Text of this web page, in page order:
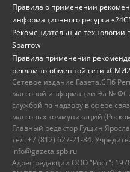
Правила о применении
информационного ресурса
Рекомендательные
Sparrow
Правила применения
рекламно-обменной сети
Сетевое издание Газета.СПб
массовой информации Эл №
службой по надзору в сфере
массовых коммуникаций
Главный редактор Гущин
тел: +7 (812) 627-21-84.
info@gazeta.spb.ru
Адрес редакции ООО "Рост":